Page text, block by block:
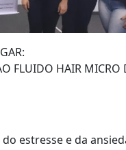
FLUIDO HAIR MICRO
estresse e da